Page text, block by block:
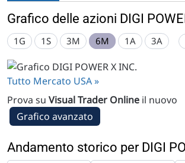
Grafico delle azioni DIGI
1G 1S 3M 6M 1A 3A
Tutto Mercato USA »
Prova su Visual Trader Online il nuovo
Grafico avanzato
Andamento storico per DIGI